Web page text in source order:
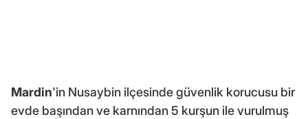
Mardin'in Nusaybin ilçesinde güvenlik korucusu bir
evde başından ve karnından 5 kurşun ile vurulmuş